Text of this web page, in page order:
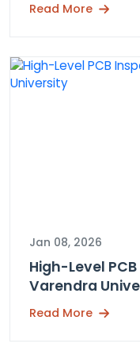
Read More
Jan 08, 2026
High-Level
Varendra
Read More